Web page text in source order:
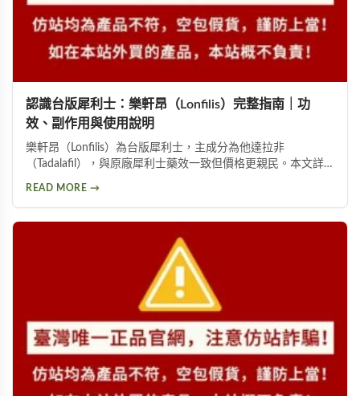
認識台版犀利士：樂軒昂（Lonfilis）完整指南｜功
效、副作用與使用說明
樂軒昂（Lonfilis）為台版犀利士，主成分為他達拉非
（Tadalafil），與原廠犀利士藥效一致但價格更親民。本文詳
READ MORE →